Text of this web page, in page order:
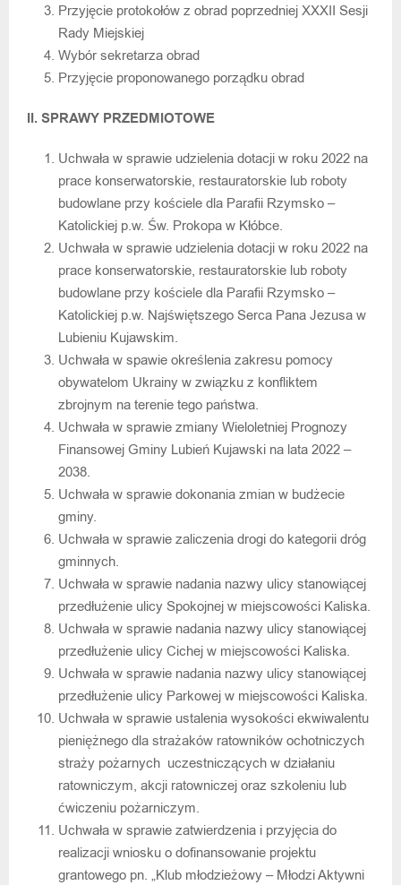
Przyjęcie protokołów z obrad poprzedniej XXXII Sesji
Rady Miejskiej
Wybór sekretarza obrad
Przyjęcie proponowanego porządku obrad
II. SPRAWY PRZEDMIOTOWE
Uchwała w sprawie udzielenia dotacji w roku 2022 na
prace konserwatorskie, restauratorskie lub roboty
budowlane przy kościele dla Parafii Rzymsko –
Katolickiej p.w. Św. Prokopa w Kłóbce.
Uchwała w sprawie udzielenia dotacji w roku 2022 na
prace konserwatorskie, restauratorskie lub roboty
budowlane przy kościele dla Parafii Rzymsko –
Katolickiej p.w. Najświętszego Serca Pana Jezusa w
Lubieniu Kujawskim.
Uchwała w spawie określenia zakresu pomocy
obywatelom Ukrainy w związku z konfliktem
zbrojnym na terenie tego państwa.
Uchwała w sprawie zmiany Wieloletniej Prognozy
Finansowej Gminy Lubień Kujawski na lata 2022 –
2038.
Uchwała w sprawie dokonania zmian w budżecie
gminy.
Uchwała w sprawie zaliczenia drogi do kategorii dróg
gminnych.
Uchwała w sprawie nadania nazwy ulicy stanowiącej
przedłużenie ulicy Spokojnej w miejscowości Kaliska.
Uchwała w sprawie nadania nazwy ulicy stanowiącej
przedłużenie ulicy Cichej w miejscowości Kaliska.
Uchwała w sprawie nadania nazwy ulicy stanowiącej
przedłużenie ulicy Parkowej w miejscowości Kaliska.
Uchwała w sprawie ustalenia wysokości ekwiwalentu
pieniężnego dla strażaków ratowników ochotniczych
straży pożarnych uczestniczących w działaniu
ratowniczym, akcji ratowniczej oraz szkoleniu lub
ćwiczeniu pożarniczym.
Uchwała w sprawie zatwierdzenia i przyjęcia do
realizacji wniosku o dofinansowanie projektu
grantowego pn. „Klub młodzieżowy – Młodzi Aktywni